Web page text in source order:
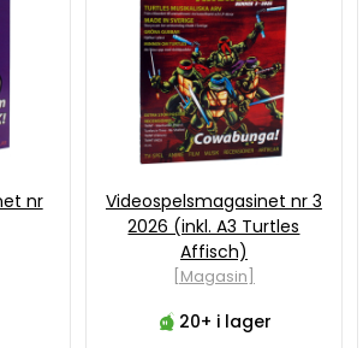
nr
Videospelsmagasinet nr 3
2026 (inkl. A3 Turtles
Affisch)
[Magasin]
20+ i lager